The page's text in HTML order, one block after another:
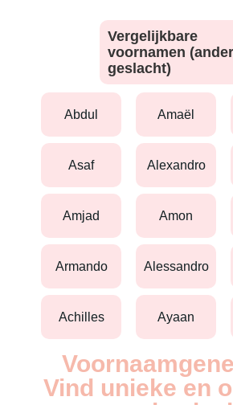
Vergelijkbare
voornamen (ander
geslacht)
abdul amaël
asaf alexandro
amjad amon
armando alessandro
achilles ayaan
Vind unieke en